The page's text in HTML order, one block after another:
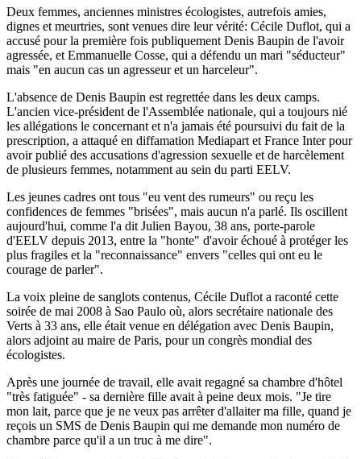
Deux femmes, anciennes ministres écologistes, autrefois amies,
dignes et meurtries, sont venues dire leur vérité: Cécile Duflot, qui a
accusé pour la première fois publiquement Denis Baupin de l'avoir
agressée, et Emmanuelle Cosse, qui a défendu un mari "séducteur"
mais "en aucun cas un agresseur et un harceleur".
L'absence de Denis Baupin est regrettée dans les deux camps.
L'ancien vice-président de l'Assemblée nationale, qui a toujours nié
les allégations le concernant et n'a jamais été poursuivi du fait de la
prescription, a attaqué en diffamation Mediapart et France Inter pour
avoir publié des accusations d'agression sexuelle et de harcèlement
de plusieurs femmes, notamment au sein du parti EELV.
Les jeunes cadres ont tous "eu vent des rumeurs" ou reçu les
confidences de femmes "brisées", mais aucun n'a parlé. Ils oscillent
aujourd'hui, comme l'a dit Julien Bayou, 38 ans, porte-parole
d'EELV depuis 2013, entre la "honte" d'avoir échoué à protéger les
plus fragiles et la "reconnaissance" envers "celles qui ont eu le
courage de parler".
La voix pleine de sanglots contenus, Cécile Duflot a raconté cette
soirée de mai 2008 à Sao Paulo où, alors secrétaire nationale des
Verts à 33 ans, elle était venue en délégation avec Denis Baupin,
alors adjoint au maire de Paris, pour un congrès mondial des
écologistes.
Après une journée de travail, elle avait regagné sa chambre d'hôtel
"très fatiguée" - sa dernière fille avait à peine deux mois. "Je tire
mon lait, parce que je ne veux pas arrêter d'allaiter ma fille, quand je
reçois un SMS de Denis Baupin qui me demande mon numéro de
chambre parce qu'il a un truc à me dire".